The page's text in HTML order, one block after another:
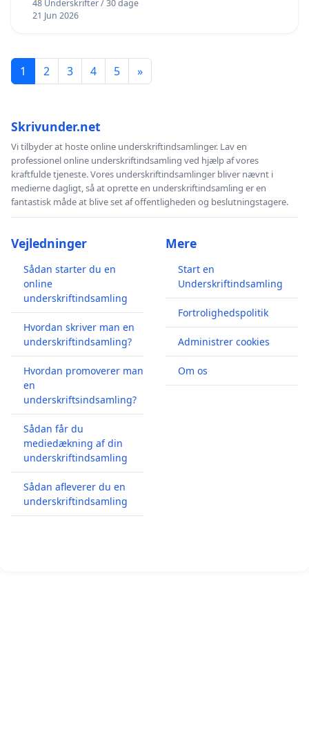
48 Underskrifter / 30 dage
21 Jun 2026
1 2 3 4 5 »
Skrivunder.net
Vi tilbyder at hoste online underskriftindsamlinger. Lav en
professionel online underskriftindsamling ved hjælp af vores
kraftfulde tjeneste. Vores underskriftindsamlinger bliver nævnt i
medierne dagligt, så at oprette en underskriftindsamling er en
fantastisk måde at blive set af offentligheden og beslutningstagere.
Vejledninger
Sådan starter du en
online
underskriftindsamling
Hvordan skriver man en
underskriftindsamling?
Hvordan promoverer man
en
underskriftsindsamling?
Sådan får du
mediedækning af din
underskriftindsamling
Sådan afleverer du en
underskriftindsamling
Mere
Start en
Underskriftindsamling
Fortrolighedspolitik
Administrer cookies
Om os